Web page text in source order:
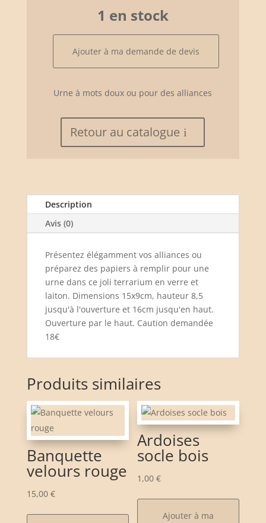
1 en stock
verre
Ajouter à ma demande de devis
Urne à mots doux ou pour des alliances
Retour au catalogue
Description
Avis (0)
Présentez élégamment vos alliances ou
préparez des papiers à remplir pour une
urne dans ce joli terrarium en verre et
laiton. Dimensions 15x9cm, hauteur 8,5
jusqu'à l'ouverture et 16cm jusqu'en haut.
Ouverture par le haut. Caution demandée
18€
Produits similaires
Banquette
velours rouge
15,00 €
Ardoises
socle bois
1,00€
Ajouter à ma